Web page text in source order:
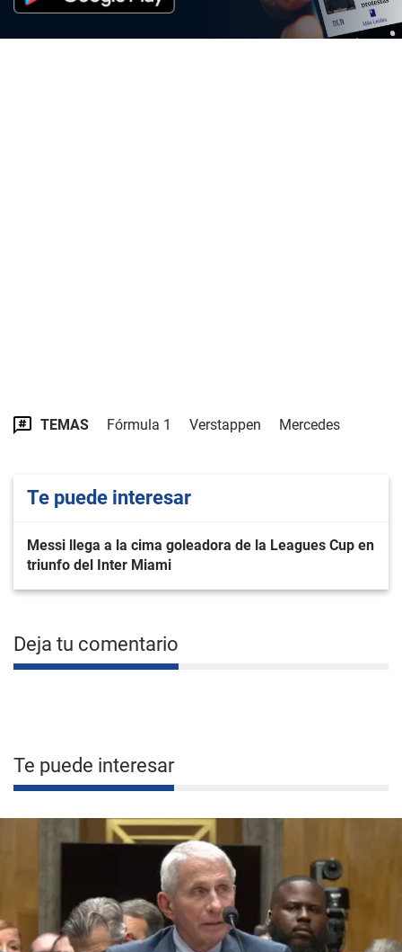
TEMAS Fórmula 1 Verstappen Mercedes
Te puede interesar
Messi llega a la cima goleadora de la Leagues Cup en
triunfo del Inter Miami
Deja tu comentario
Te puede interesar